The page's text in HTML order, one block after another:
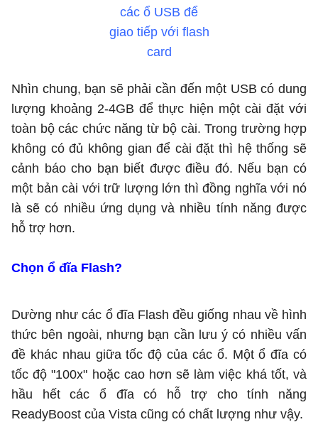
các ổ USB để
giao tiếp với flash
card
Nhìn chung, bạn sẽ phải cần đến một USB có dung
lượng khoảng 2-4GB để thực hiện một cài đặt với
toàn bộ các chức năng từ bộ cài. Trong trường hợp
không có đủ không gian để cài đặt thì hệ thống sẽ
cảnh báo cho bạn biết được điều đó. Nếu bạn có
một bản cài với trữ lượng lớn thì đồng nghĩa với nó
là sẽ có nhiều ứng dụng và nhiều tính năng được
hỗ trợ hơn.
Chọn ổ đĩa Flash?
Dường như các ổ đĩa Flash đều giống nhau về hình
thức bên ngoài, nhưng bạn cần lưu ý có nhiều vấn
đề khác nhau giữa tốc độ của các ổ. Một ổ đĩa có
tốc độ "100x" hoặc cao hơn sẽ làm việc khá tốt, và
hầu hết các ổ đĩa có hỗ trợ cho tính năng
ReadyBoost của Vista cũng có chất lượng như vậy.